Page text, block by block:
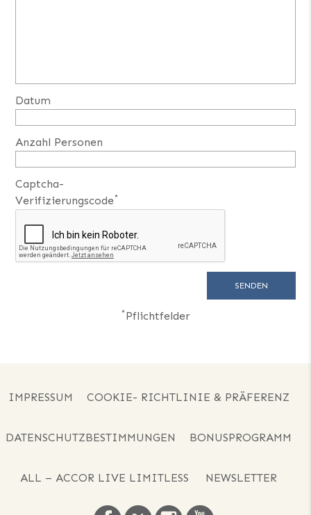
Datum
Anzahl Personen
Captcha-
Verifizierungscode*
*Pflichtfelder
IMPRESSUM COOKIE- RICHTLINIE & PRÄFERENZ
DATENSCHUTZBESTIMMUNGEN BONUSPROGRAMM
ALL – ACCOR LIVE LIMITLESS NEWSLETTER